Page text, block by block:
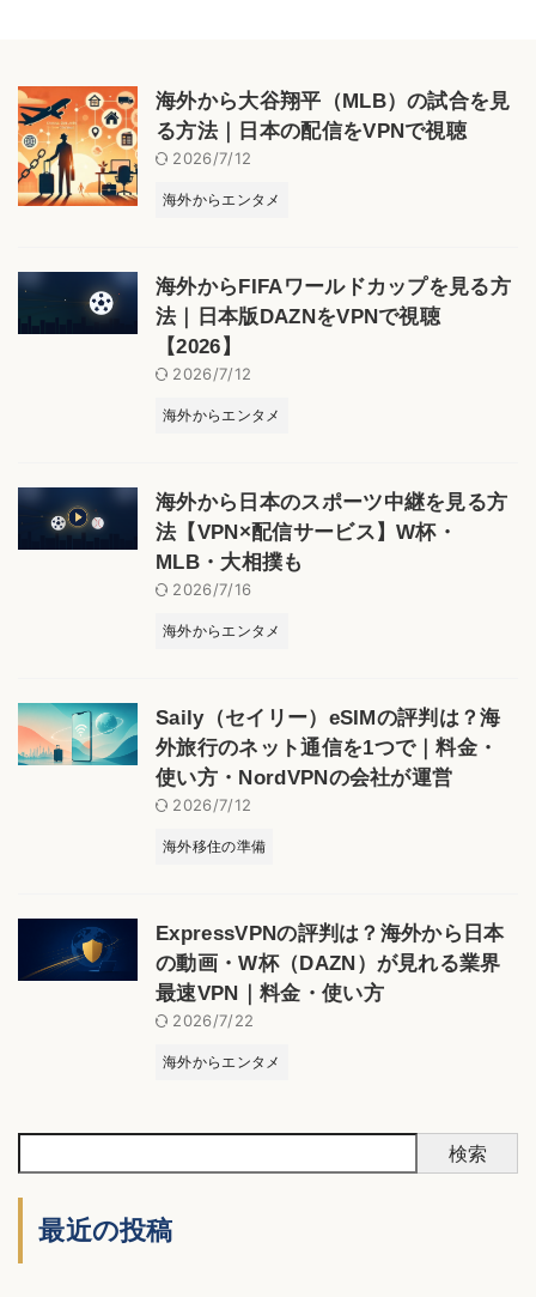
海外から大谷翔平（MLB）の試合を見
る方法｜日本の配信をVPNで視聴
2026/7/12
海外からエンタメ
海外からFIFAワールドカップを見る方
法｜日本版DAZNをVPNで視聴
【2026】
2026/7/12
海外からエンタメ
海外から日本のスポーツ中継を見る方
法【VPN×配信サービス】W杯・
MLB・大相撲も
2026/7/16
海外からエンタメ
Saily（セイリー）eSIMの評判は？海
外旅行のネット通信を1つで｜料金・
使い方・NordVPNの会社が運営
2026/7/12
海外移住の準備
ExpressVPNの評判は？海外から日本
の動画・W杯（DAZN）が見れる業界
最速VPN｜料金・使い方
2026/7/22
海外からエンタメ
検索
最近の投稿